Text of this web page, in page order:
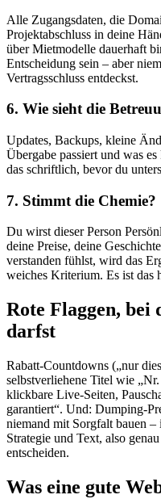
Alle Zugangsdaten, die
Projektabschluss in deine
über Mietmodelle dauerhaft
Entscheidung sein – aber
Vertragsschluss entdeckst.
6. Wie sieht die
Updates, Backups, kleine
Übergabe passiert und was
das schriftlich, bevor du
7. Stimmt die Chemie?
Du wirst dieser Person
deine Preise, deine
verstanden fühlst, wird das
weiches Kriterium. Es ist das
Rote Flaggen, bei
darfst
Rabatt-Countdowns („nur
selbstverliehene Titel wie
klickbare Live-Seiten,
garantiert“. Und: Dumping-
niemand mit Sorgfalt bauen
Strategie und Text, also
entscheiden.
Was eine gute